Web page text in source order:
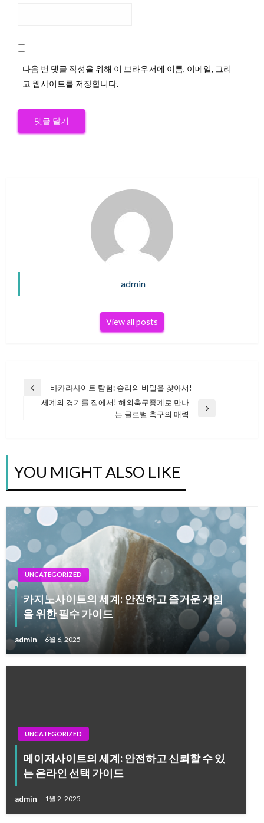
다음 번 댓글 작성을 위해 이 브라우저에 이름, 이메일, 그리
고 웹사이트를 저장합니다.
admin
View all posts
글
Previous
바카라사이트 탐험: 승리의 비밀을 찾아서!
세계의 경기를 집에서! 해외축구중계로 만나
는 글로벌 축구의 매력
YOU MIGHT ALSO LIKE
UNCATEGORIZED
카지노사이트의 세계: 안전하고 즐거운 게임
을 위한 필수 가이드
admin 6월 6, 2025
UNCATEGORIZED
메이저사이트의 세계: 안전하고 신뢰할 수 있
는 온라인 선택 가이드
admin 1월 2, 2025